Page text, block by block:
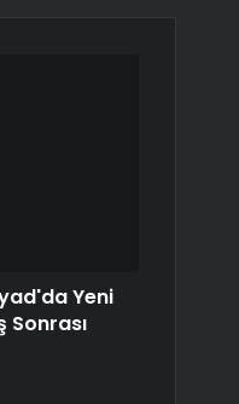
Yeni
Sonrası